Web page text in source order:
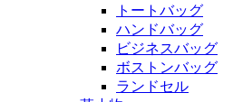
トートバッグ
ハンドバッグ
ビジネスバッグ
ボストンバッグ
ランドセル